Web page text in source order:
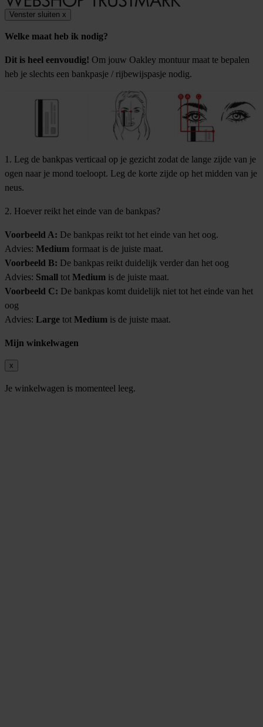
Venster sluiten x
Welke maat heb ik nodig?
Dit is heel eenvoudig! Om jouw Oakley montuur maat te bepalen
heb je slechts een bankpasje / rijbewijspasje nodig.
1. Leg de bankpas verticaal op je gezicht zodat de lange zijde van je
ogen naar je mond toeloopt. Leg de korte zijde op het midden van je
neus.
2. Hoever reikt het einde van de bankpas?
Voorbeeld A: De bankpas reikt tot het einde van het oog.
Advies: Medium formaat is de juiste maat.
Voorbeeld B: De bankpas reikt duidelijk verder dan het oog
Advies: Small tot Medium is de juiste maat.
Voorbeeld C: De bankpas komt duidelijk niet tot het einde van het
oog
Advies: Large tot Medium is de juiste maat.
Mijn winkelwagen
x
Je winkelwagen is momenteel leeg.